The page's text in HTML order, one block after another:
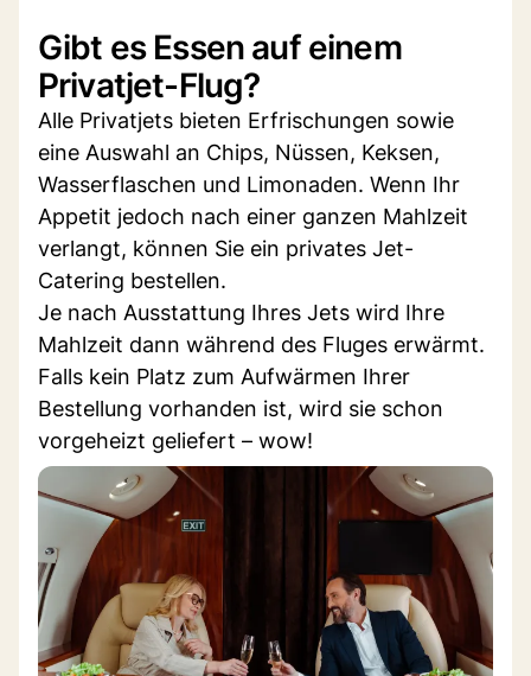
Gibt es Essen auf einem
Privatjet-Flug?
Alle Privatjets bieten Erfrischungen sowie
eine Auswahl an Chips, Nüssen, Keksen,
Wasserflaschen und Limonaden. Wenn Ihr
Appetit jedoch nach einer ganzen Mahlzeit
verlangt, können Sie ein privates Jet-
Catering bestellen.
Je nach Ausstattung Ihres Jets wird Ihre
Mahlzeit dann während des Fluges erwärmt.
Falls kein Platz zum Aufwärmen Ihrer
Bestellung vorhanden ist, wird sie schon
vorgeheizt geliefert – wow!